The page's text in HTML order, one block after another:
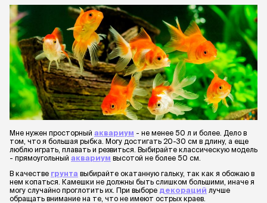
Мне нужен просторный аквариум - не менее 50 л и более. Дело в
том, что я большая рыбка. Могу достигать 20-30 см в длину, а еще
люблю играть, плавать и резвиться. Выбирайте классическую модель
- прямоугольный аквариум высотой не более 50 см.
В качестве грунта выбирайте окатанную гальку, так как я обожаю в
нем копаться. Камешки не должны быть слишком большими, иначе я
могу случайно проглотить их. При выборе декораций лучше
обращать внимание на те, что не имеют острых краев.